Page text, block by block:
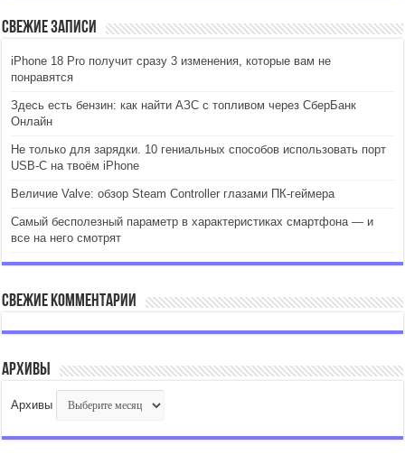
Свежие записи
iPhone 18 Pro получит сразу 3 изменения, которые вам не
понравятся
Здесь есть бензин: как найти АЗС с топливом через СберБанк
Онлайн
Не только для зарядки. 10 гениальных способов использовать порт
USB-C на твоём iPhone
Величие Valve: обзор Steam Controller глазами ПК-геймера
Самый бесполезный параметр в характеристиках смартфона — и
все на него смотрят
Свежие комментарии
Архивы
Архивы